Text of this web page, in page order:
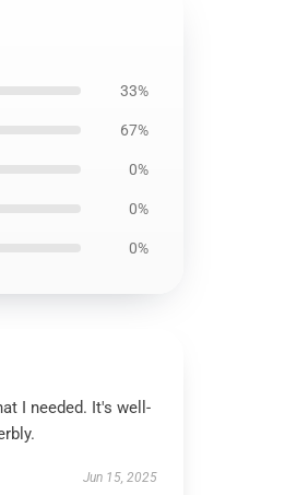
33%
67%
0%
0%
0%
I needed. It's well-
Jun 15, 2025